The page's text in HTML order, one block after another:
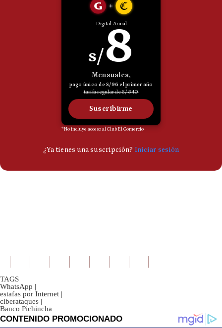
TAGS
WhatsApp |
estafas por Internet |
ciberataques |
Banco Pichincha